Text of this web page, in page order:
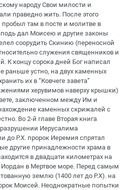
народу Свои милости и
праведно жить. После этого
там в посте и молитве в
дал Моисею и другие законы
соорудить Скинию (переносной
служения священников и
К концу сорока дней Бог написал
раньше устно, на двух каменных
их в “Ковчеге завета”
херувимов наверху крышки)
заключенном между Им и
каменных скрижалей с
Во 2-й главе Вторая книга
разрушении Иерусалима
до Р.Х. пророк Иеремия спрятал
другие принадлежности храма в
в двадцати километрах на
Иордан в Мертвое море. Перед самым
землю (1400 лет до Р.Х). на
Моисей. Неоднократные попытки